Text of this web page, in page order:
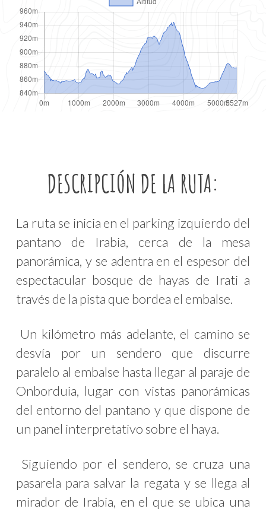
DESCRIPCIÓN DE LA RUTA:
La ruta se inicia en el parking izquierdo del
pantano de Irabia, cerca de la mesa
panorámica, y se adentra en el espesor del
espectacular bosque de hayas de Irati a
través de la pista que bordea el embalse.
Un kilómetro más adelante, el camino se
desvía por un sendero que discurre
paralelo al embalse hasta llegar al paraje de
Onborduia, lugar con vistas panorámicas
del entorno del pantano y que dispone de
un panel interpretativo sobre el haya.
Siguiendo por el sendero, se cruza una
pasarela para salvar la regata y se llega al
mirador de Irabia, en el que se ubica una